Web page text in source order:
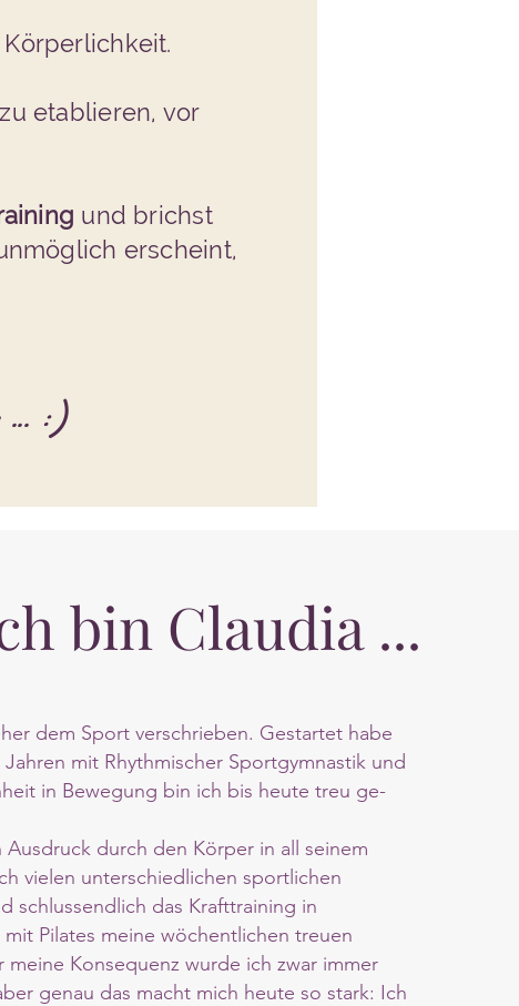
zu etablieren, vor
und brichst
erscheint,
... :)
bin Claudia ...
dem Sport verschrieben. Gestartet habe
mit Rhythmischer Sportgymnastik und
in Bewegung bin ich bis heute treu ge-
Ausdruck durch den Körper in all seinem
vielen unterschiedlichen sportlichen
schlussendlich das Krafttraining in
Pilates meine wöchentlichen treuen
meine Konsequenz wurde ich zwar immer
genau das macht mich heute so stark: Ich